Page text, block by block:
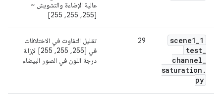
عالية الإضاءة والتشويش ~
[255, 255, 255]
scene1_1
test_
channel_
saturation .
py
29
تقليل التفاوت في الاختلافات
في [255, 255, 255] لإزالة
درجة اللون في الصور البيضاء